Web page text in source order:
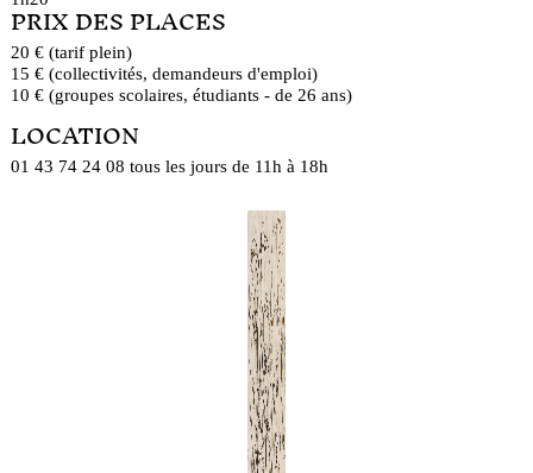
PRIX DES PLACES
20 € (tarif plein)
15 € (collectivités, demandeurs d'emploi)
10 € (groupes scolaires, étudiants - de 26 ans)
LOCATION
01 43 74 24 08 tous les jours de 11h à 18h